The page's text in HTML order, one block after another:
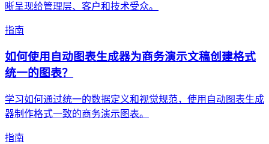
晰呈现给管理层、客户和技术受众。
指南
如何使用自动图表生成器为商务演示文稿创建格式
统一的图表？
学习如何通过统一的数据定义和视觉规范，使用自动图表生成
器制作格式一致的商务演示图表。
指南